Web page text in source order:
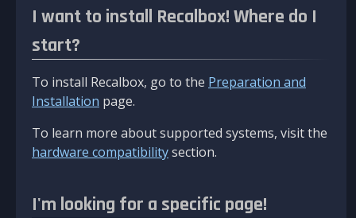
I want to install Recalbox! Where do I
start?
To install Recalbox, go to the Preparation and
Installation page.
To learn more about supported systems, visit the
hardware compatibilitysection.
I'm looking for a specific page!